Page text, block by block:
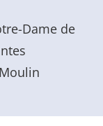
Dame de